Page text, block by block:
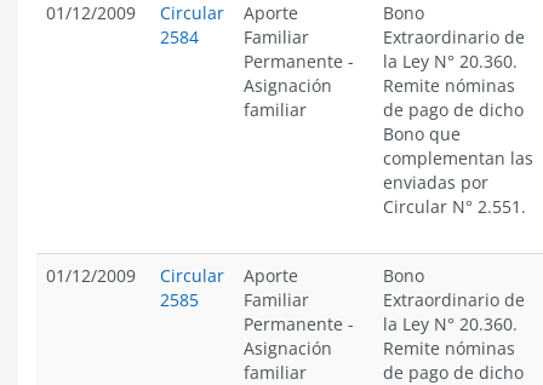
01/12/2009
Circular
2584
Aporte
Familiar
Permanente -
Asignación
familiar
Bono
Extraordinario de
la Ley N° 20.360.
Remite nóminas
de pago de dicho
Bono que
complementan las
enviadas por
Circular N° 2.551.
01/12/2009
Circular
2585
Aporte
Familiar
Permanente -
Asignación
familiar
Bono
Extraordinario de
la Ley N° 20.360.
Remite nóminas
de pago de dicho